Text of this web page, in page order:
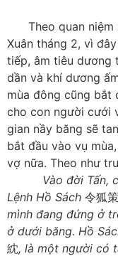
Theo quan niệm
Xuân tháng 2, vì
tiếp, âm tiêu dương
dần và khí dương
mùa đông cũng bắt
cho con người cưới
gian nầy băng sẽ
bắt đầu vào vụ
vợ nữa. Theo như
Vào đời Tấn,
Lệnh Hồ Sách 令狐策
mình đang đứng ở
ở dưới băng. Hồ
紞, là một người có